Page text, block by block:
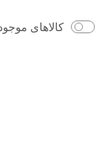
کالاهای